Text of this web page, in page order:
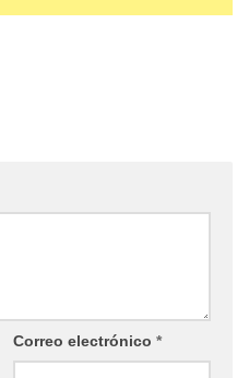
Correo electrónico *